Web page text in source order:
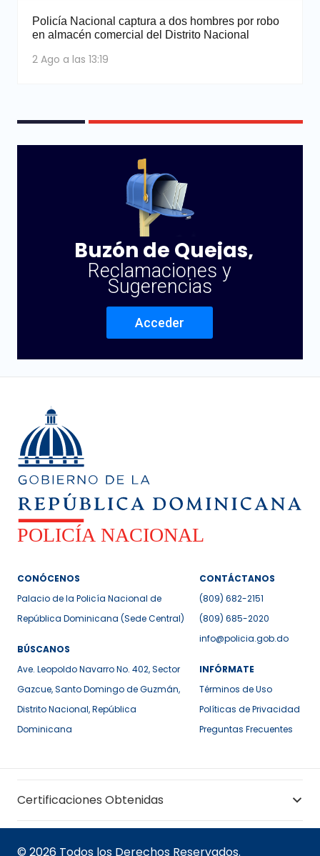
Policía Nacional captura a dos hombres por robo
en almacén comercial del Distrito Nacional
2 Ago a las 13:19
Buzón de Quejas,
Reclamaciones y
Sugerencias
Acceder
CONÓCENOS
Palacio de la Policía Nacional de
República Dominicana (Sede Central)
BÚSCANOS
Ave. Leopoldo Navarro No. 402, Sector
Gazcue, Santo Domingo de Guzmán,
Distrito Nacional, República
Dominicana
CONTÁCTANOS
(809) 682-2151
(809) 685-2020
info@policia.gob.do
INFÓRMATE
Términos de Uso
Políticas de Privacidad
Preguntas Frecuentes
Certificaciones Obtenidas
© 2026 Todos los Derechos Reservados.